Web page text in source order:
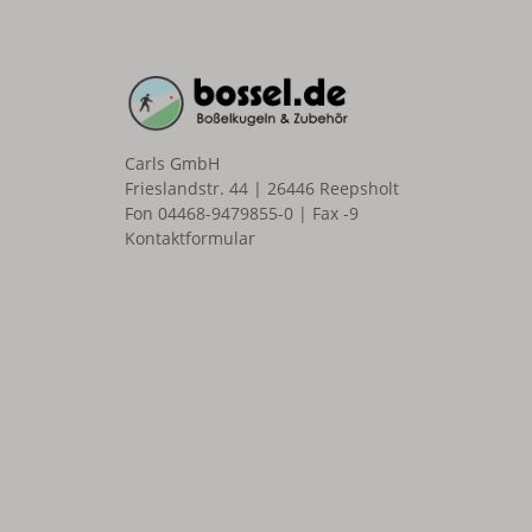
Carls GmbH
Frieslandstr. 44 | 26446 Reepsholt
Fon 04468-9479855-0 | Fax -9
Kontaktformular